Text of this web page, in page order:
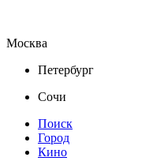
Москва
Петербург
Сочи
Поиск
Город
Кино